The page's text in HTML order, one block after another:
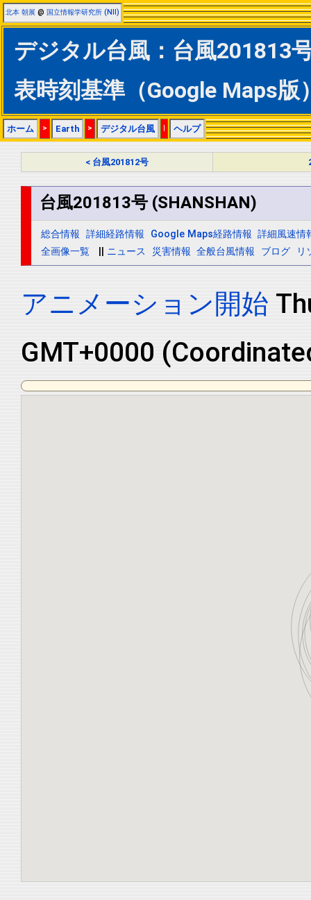
北本 朝展 @ 国立情報学研究所 (NII)
デジタル台風：台風201813
表時刻基準（Google Maps版
ホーム > Earth > デジタル台風 | ヘルプ
< 台風201812号
台風201813号 (SHANSHAN)
総合情報 詳細経路情報 Google Maps経路情報 詳細風速情
全画像一覧
ニュース 災害情報 全般台風情報 ブログ リ
アニメーション開始
GMT+0000